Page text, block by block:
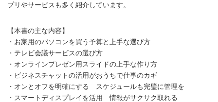
プリやサービスも多く紹介しています。
【本書の主な内容】
・お家用のパソコンを買う予算と上手な選び方
・テレビ会議サービスの選び方
・オンラインプレゼン用スライドの上手な作り方
・ビジネスチャットの活用がおうちで仕事のカギ
・オンとオフを明確にする スケジュールも完璧に管理を
・スマートディスプレイを活用 情報がサクサク取れる